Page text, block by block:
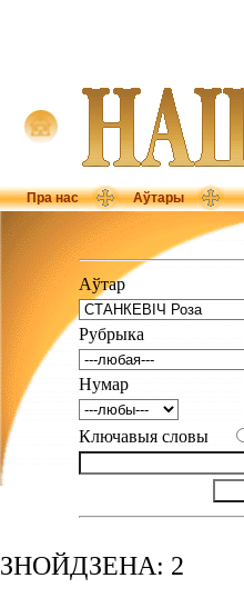
Пра нас Аўтары
Аўтар
Рубрыка
Нумар
Ключавыя словы
ЗНОЙДЗЕНА: 2